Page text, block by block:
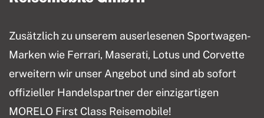
Zusätzlich zu unserem auserlesenen Sportwagen-
Marken wie Ferrari, Maserati, Lotus und Corvette
erweitern wir unser Angebot und sind ab sofort
offizieller Handelspartner der einzigartigen
MORELO First Class Reisemobile!